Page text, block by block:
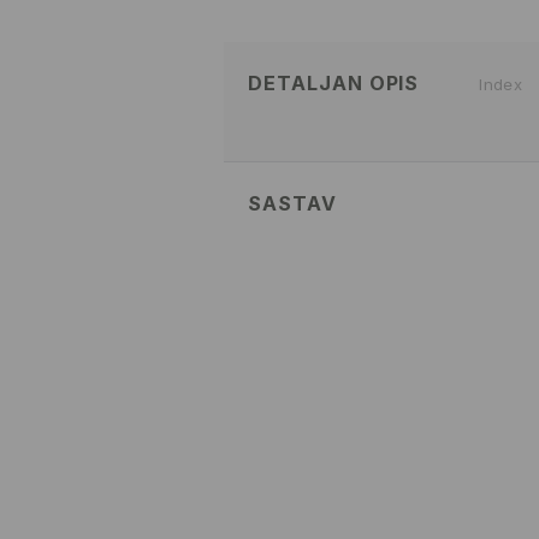
DETALJAN OPIS Index
SASTAV